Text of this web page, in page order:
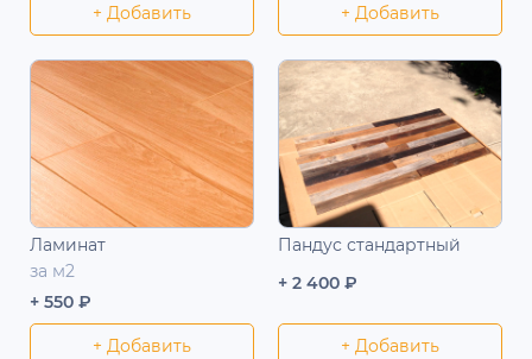
+ Добавить + Добавить
Ламинат
за м2
+ 550 ₽
+ Добавить
Пандус стандартный
+ 2 400 ₽
+ Добавить